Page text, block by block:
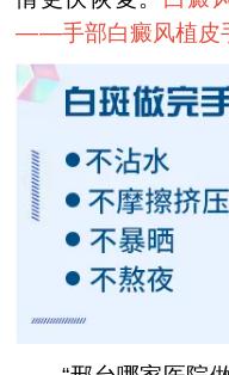
——手部白癜风植皮